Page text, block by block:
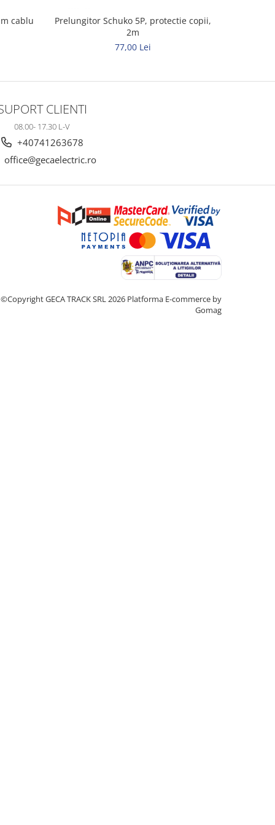
cablu
Prelungitor Schuko 5P, protectie copii,
2m
77,00 Lei
CLIENTI
08.00- 17.30 L-V
+40741263678
office@gecaelectric.ro
©Copyright GECA TRACK SRL 2026 Platforma E-commerce by
Gomag